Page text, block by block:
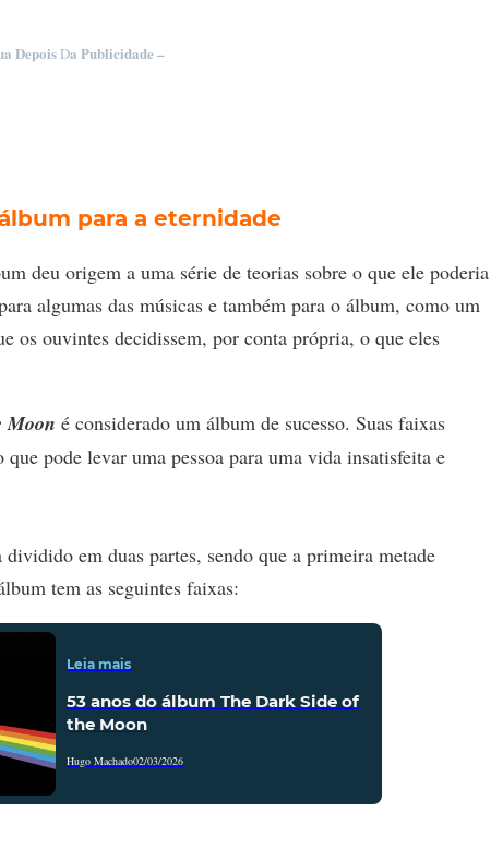
Depois Da Publicidade –
para a eternidade
deu origem a uma série de teorias sobre o que ele poderia
algumas das músicas e também para o álbum, como um
os ouvintes decidissem, por conta própria, o que eles
Moon é considerado um álbum de sucesso. Suas faixas
pode levar uma pessoa para uma vida insatisfeita e
em duas partes, sendo que a primeira metade
tem as seguintes faixas:
Leia mais
53 anos do álbum The Dark Side of
the Moon
Hugo Machado02/03/2026